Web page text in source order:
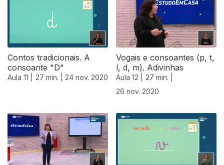
Contos tradicionais. A
consoante "D"
Aula 11 | 27 min. | 24 nov. 2020
Vogais e consoantes (p, t,
l, d, m). Adivinhas
Aula 12 |
27 min. |
26 nov. 2020